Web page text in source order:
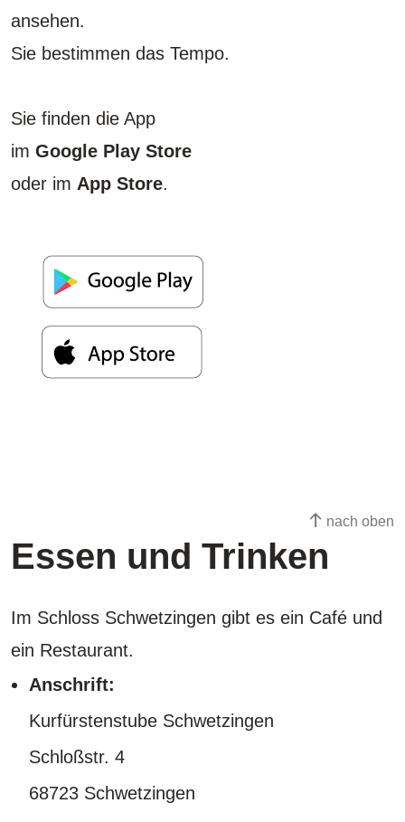
ansehen.
Sie bestimmen das Tempo.
Sie finden die App
im Google Play Store
oder im App Store.
nach oben
Essen und Trinken
Im Schloss Schwetzingen gibt es ein Café und
ein Restaurant.
Anschrift:
Kurfürstenstube Schwetzingen
Schloßstr. 4
68723 Schwetzingen